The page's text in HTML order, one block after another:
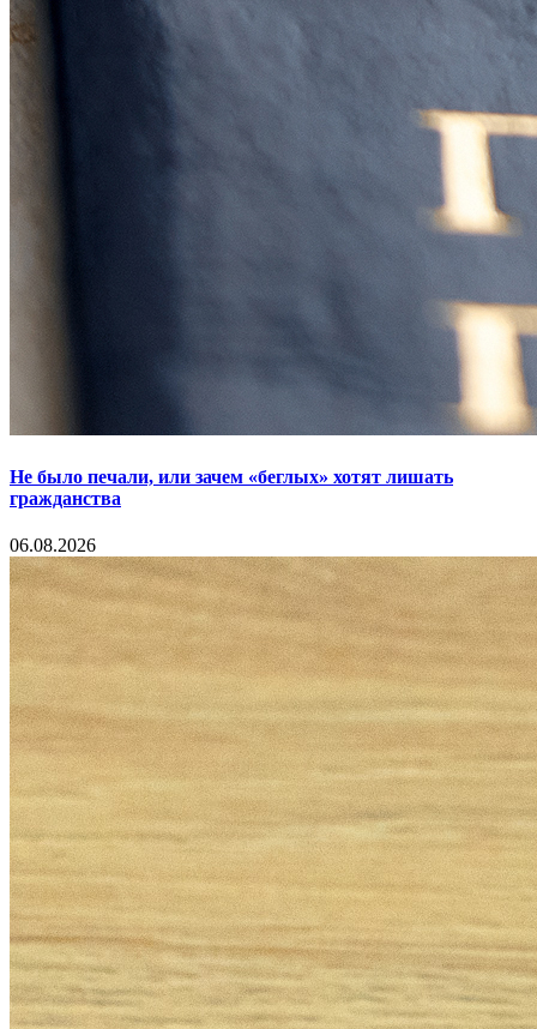
Не было печали, или зачем «беглых» хотят лишать
гражданства
06.08.2026